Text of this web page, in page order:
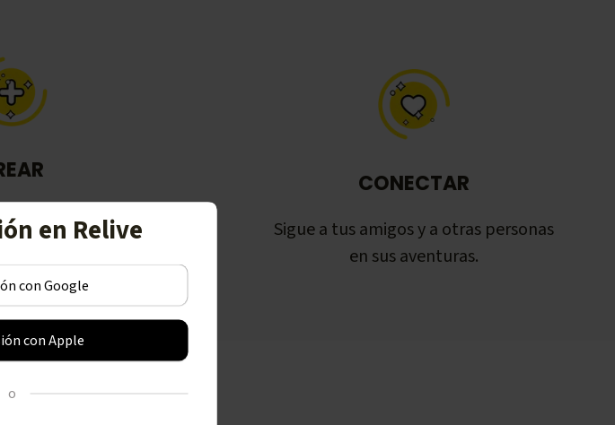
en historias
momentos,
3D animados.
CONECTAR
Sigue a tus amigos y a otras personas
en sus aventuras.
en Relive
con Google
con Apple
o